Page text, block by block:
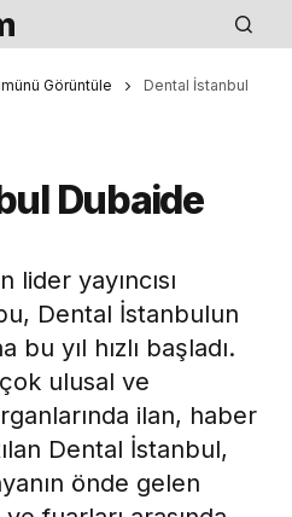
Görüntüle
Dental İstanbul
Dubaide
lider yayıncısı
Dental İstanbulun
bu yıl hızlı başladı.
ulusal ve
ilan, haber
Dental İstanbul,
önde gelen